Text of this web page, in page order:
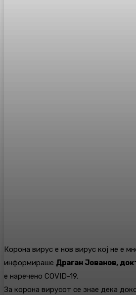
Корона вирус е нов вирус кој не е
информираше Драган Јованов,
е наречено COVID-19.
За корона вирусот се знае дека